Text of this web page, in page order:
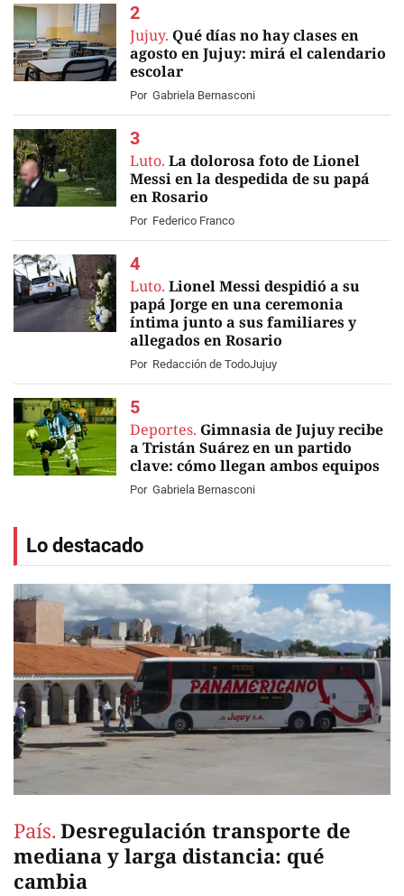
Jujuy. Qué días no hay clases en
agosto en Jujuy: mirá el calendario
escolar
Por Gabriela Bernasconi
Luto. La dolorosa foto de Lionel
Messi en la despedida de su papá
en Rosario
Por Federico Franco
Luto. Lionel Messi despidió a su
papá Jorge en una ceremonia
íntima junto a sus familiares y
allegados en Rosario
Por Redacción de TodoJujuy
Deportes. Gimnasia de Jujuy recibe
a Tristán Suárez en un partido
clave: cómo llegan ambos equipos
Por Gabriela Bernasconi
Lo destacado
País. Desregulación transporte de
mediana y larga distancia: qué
cambia